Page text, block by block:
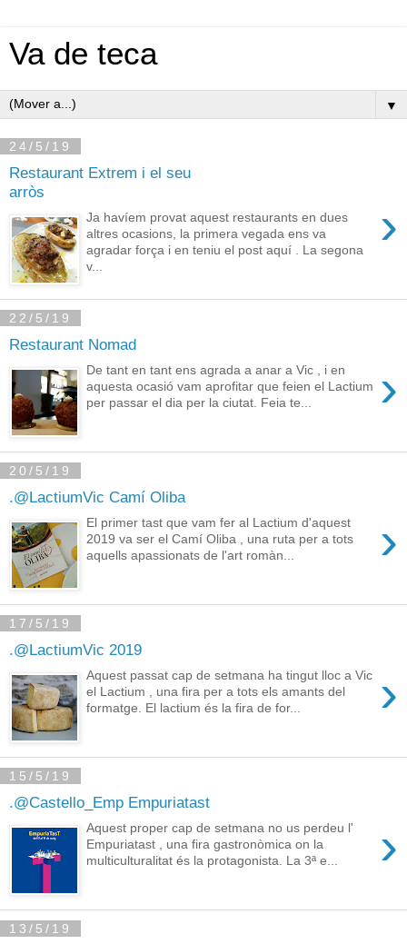
Va de teca
▼
24/5/19
Restaurant Extrem i el seu
arròs
›
Ja havíem provat aquest restaurants en dues
altres ocasions, la primera vegada ens va
agradar força i en teniu el post aquí . La segona
v...
22/5/19
Restaurant Nomad
›
De tant en tant ens agrada a anar a Vic , i en
aquesta ocasió vam aprofitar que feien el Lactium
per passar el dia per la ciutat. Feia te...
20/5/19
.@LactiumVic Camí Oliba
›
El primer tast que vam fer al Lactium d'aquest
2019 va ser el Camí Oliba , una ruta per a tots
aquells apassionats de l'art romàn...
17/5/19
.@LactiumVic 2019
›
Aquest passat cap de setmana ha tingut lloc a Vic
el Lactium , una fira per a tots els amants del
formatge. El lactium és la fira de for...
15/5/19
.@Castello_Emp Empuriatast
›
Aquest proper cap de setmana no us perdeu l'
Empuriatast , una fira gastronòmica on la
multiculturalitat és la protagonista. La 3ª e...
13/5/19